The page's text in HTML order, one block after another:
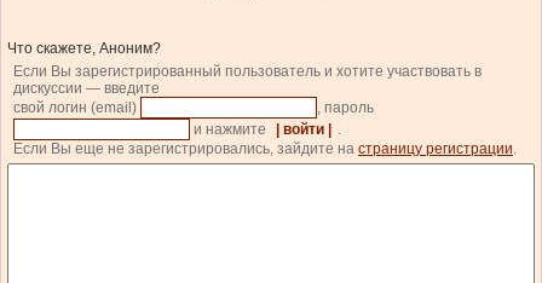
Что скажете, Аноним?
Если Вы зарегистрированный пользователь и хотите участвовать в
дискуссии — введите
свой логин (email)
, пароль
и нажмите
| войти |
.
Если Вы еще не зарегистрировались, зайдите на страницу регистрации.